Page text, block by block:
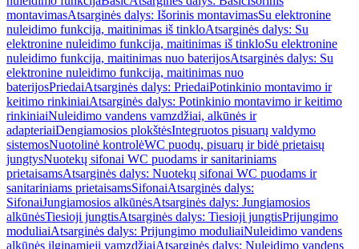
montavimasAtsarginės dalys: Išorinis montavimasSu elektronine
nuleidimo funkcija, maitinimas iš tinkloAtsarginės dalys: Su
elektronine nuleidimo funkcija, maitinimas iš tinkloSu elektronine
nuleidimo funkcija, maitinimas nuo baterijosAtsarginės dalys: Su
elektronine nuleidimo funkcija, maitinimas nuo
baterijosPriedaiAtsarginės dalys: PriedaiPotinkinio montavimo ir
keitimo rinkiniaiAtsarginės dalys: Potinkinio montavimo ir keitimo
rinkiniaiNuleidimo vandens vamzdžiai, alkūnės ir
adapteriaiDengiamosios plokštėsIntegruotos pisuarų valdymo
sistemosNuotolinė kontrolėWC puodų, pisuarų ir bidė prietaisų
jungtysNuotekų sifonai WC puodams ir sanitariniams
prietaisamsAtsarginės dalys: Nuotekų sifonai WC puodams ir
sanitariniams prietaisamsSifonaiAtsarginės dalys:
SifonaiJungiamosios alkūnėsAtsarginės dalys: Jungiamosios
alkūnėsTiesioji jungtisAtsarginės dalys: Tiesioji jungtisPrijungimo
moduliaiAtsarginės dalys: Prijungimo moduliaiNuleidimo vandens
alkūnės ilginamieji vamzdžiaiAtsarginės dalys: Nuleidimo vandens